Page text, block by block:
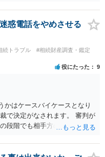
重要だと考える事情があれば
た方からお金を援助してもら
沢山盛り込むことだと考えま
める方が、裁判所や調停委員
惑電話をやめさせる
続トラブル
#相続財産調査・鑑定
役にたった 9
かはケースバイケースとなり
で決定がなされます。 審判が
段階でも相手方の連絡が迷惑